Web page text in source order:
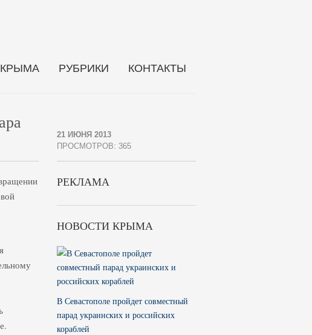
РУБРИКИ КОНТАКТЫ
21 ИЮНЯ 2013
ПРОСМОТРОВ: 365
РЕКЛАМА
НОВОСТИ КРЫМА
В Севастополе пройдет совместный
парад украинских и российских
кораблей